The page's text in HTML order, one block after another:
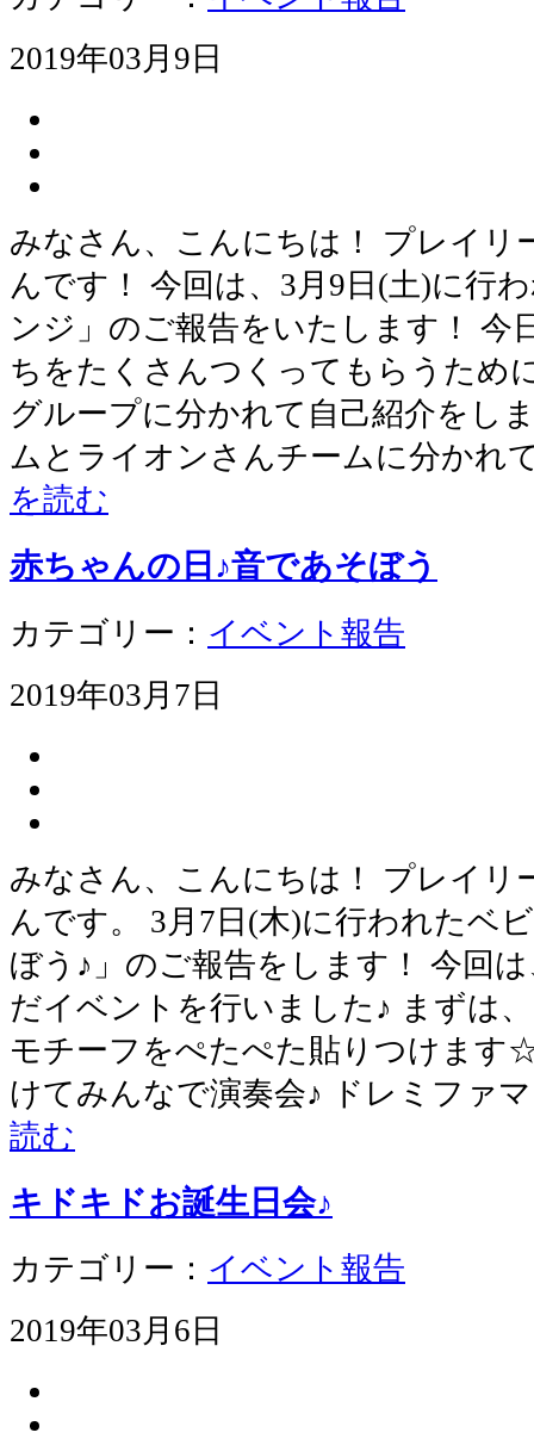
2019年03月9日
みなさん、こんにちは！ プレイリ
んです！ 今回は、3月9日(土)に行
ンジ」のご報告をいたします！ 今
ちをたくさんつくってもらうため
グループに分かれて自己紹介をし
ムとライオンさんチームに分かれ
を読む
赤ちゃんの日♪音であそぼう
カテゴリー： イベント報告
2019年03月7日
みなさん、こんにちは！ プレイリ
んです。 3月7日(木)に行われたベ
ぼう♪」のご報告をします！ 今回
だイベントを行いました♪ まずは
モチーフをぺたぺた貼りつけます
けてみんなで演奏会♪ ドレミファ
読む
キドキドお誕生日会♪
カテゴリー： イベント報告
2019年03月6日